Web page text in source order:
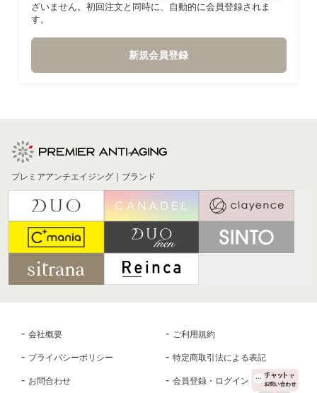
ざいません。初回注文と同時に、自動的に会員登録されま
す。
新規会員登録
プレミアアンチエイジング｜ブランド
会社概要 ご利用規約
プライバシーポリシー 特定商取引法による表記
お問合わせ 会員登録・ログイン